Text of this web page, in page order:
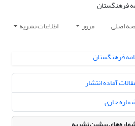
اصلی مرور اطلاعات نشریه
آماده انتشار
جاری